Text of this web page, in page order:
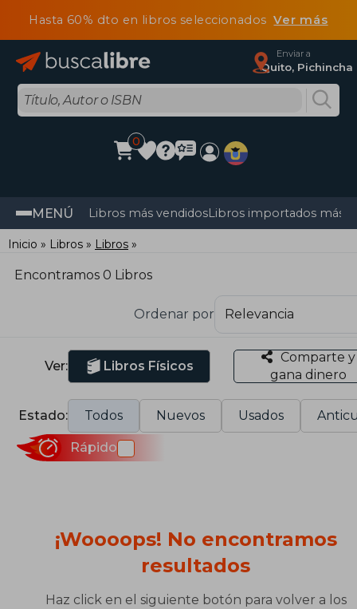
Hasta 60% dto en libros seleccionadosVer más
Enviar a
Quito, Pichincha
0
MENÚ Libros más vendidosLibros importados más
Inicio Libros Libros
Encontramos 0 Libros
Ordenar por
Ver: Libros Físicos
Comparte y
gana dinero
Estado: Todos Nuevos Usados
Rápido
¡Woooops! No encontramos
resultados
Haz click en el siguiente botón para volver a los